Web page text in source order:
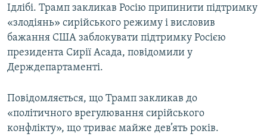
Ідлібі. Трамп закликав Росію припинити підтримку
«злодіянь» сирійського режиму і висловив
бажання США заблокувати підтримку Росією
президента Сирії Асада, повідомили у
Держдепартаменті.
Повідомляється, що Трамп закликав до
«політичного врегулювання сирійського
конфлікту», що триває майже дев’ять років.